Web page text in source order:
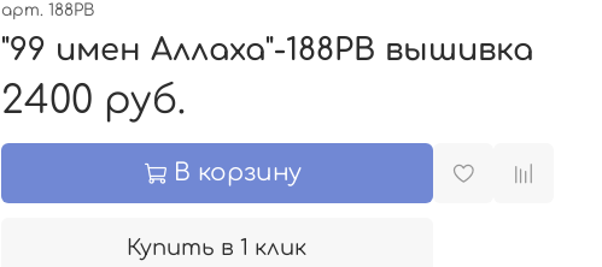
арт. 188РВ
"99 имен Аллаха"-188РВ вышивка
2400 руб.
В корзину
Купить в 1 клик